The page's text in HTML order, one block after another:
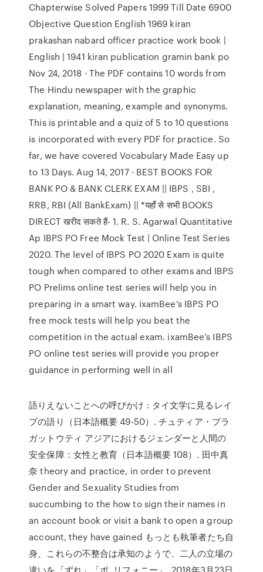
Chapterwise Solved Papers 1999 Till Date 6900
Objective Question English 1969 kiran
prakashan nabard officer practice work book |
English | 1941 kiran publication gramin bank po
Nov 24, 2018 · The PDF contains 10 words from
The Hindu newspaper with the graphic
explanation, meaning, example and synonyms.
This is printable and a quiz of 5 to 10 questions
is incorporated with every PDF for practice. So
far, we have covered Vocabulary Made Easy up
to 13 Days. Aug 14, 2017 · BEST BOOKS FOR
BANK PO & BANK CLERK EXAM || IBPS , SBI ,
RRB, RBI (All BankExam) || *यहाँ से सभी BOOKS
DIRECT खरीद सकते हैं- 1. R. S. Agarwal Quantitative
Ap IBPS PO Free Mock Test | Online Test Series
2020. The level of IBPS PO 2020 Exam is quite
tough when compared to other exams and IBPS
PO Prelims online test series will help you in
preparing in a smart way. ixamBee’s IBPS PO
free mock tests will help you beat the
competition in the actual exam. ixamBee’s IBPS
PO online test series will provide you proper
guidance in performing well in all
語りえないことへの呼びかけ : タイ文学に見るレイ
プの語り（日本語概要 49-50）. チュティア・プラ
ガットウティ アジアにおけるジェンダーと人間の
安全保障：女性と教育（日本語概要 108）. 田中真
奈 theory and practice, in order to prevent
Gender and Sexuality Studies from
succumbing to the how to sign their names in
an account book or visit a bank to open a group
account, they have gained もっとも執筆者たち自
身、これらの不整合は承知のようで、二人の立場の
違いを「ずれ」「ポ. リフォニー」 2018年3月23日